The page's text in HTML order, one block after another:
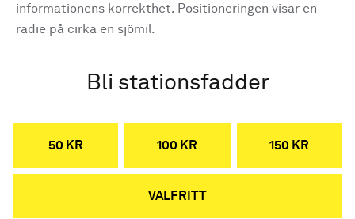
informationens korrekthet. Positioneringen visar en
radie på cirka en sjömil.
Bli stationsfadder
50 KR 100 KR 150 KR
VALFRITT